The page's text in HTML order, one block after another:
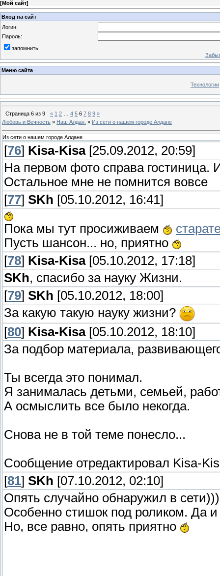
[Мой сайт]
Вход на сайт
Логин:
Пароль:
запомнить
Меню сайта
Технологии
Страница 6 из 9 « 1 2 4 5 6 7 8 9 »
Любовь и Вечность » Наш Алдан. » Из сети о нашем городе Алдане
Из сети о нашем городе Алдане
[76] Kisa-Kisa[25.09.2012, 20:59]
На первом фото справа гостиница.
Остальное мне не помнится вовсе
[77] SKh [05.10.2012, 16:41]
Пока мы тут просиживаем
Пусть шансон... но, приятно
[78] Kisa-Kisa[05.10.2012, 17:18]
SKh, спасибо за науку Жизни.
[79] SKh [05.10.2012, 18:00]
За какую такую науку жизни?
[80] Kisa-Kisa[05.10.2012, 18:10]
За подбор материала,
Ты всегда это понимал.
Я занималась детьми, семьей,
А осмыслить все было некогда.
Снова не в той теме понесло...
Сообщение отредактировал Kisa-
[81] SKh [07.10.2012, 02:10]
Опять случайно обнаружил в
Особенно стишок под роликом. Да
Но, все равно, опять приятно